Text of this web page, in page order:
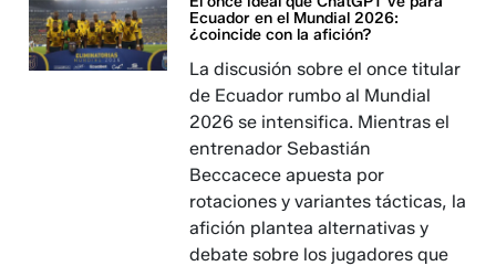
Ecuador en el Mundial 2026:
¿coincide con la afición?
La discusión sobre el once titular
de Ecuador rumbo al Mundial
2026 se intensifica. Mientras el
entrenador Sebastián
Beccacece apuesta por
rotaciones y variantes tácticas, la
afición plantea alternativas y
debate sobre los jugadores que